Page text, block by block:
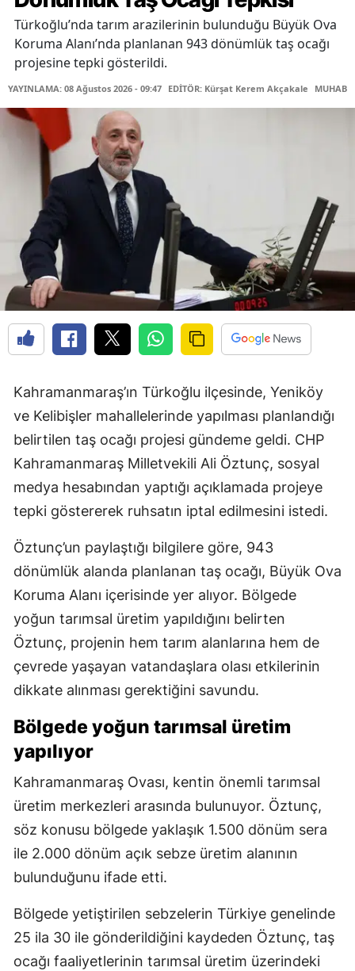
Türkoğlu’nda tarım arazilerinin bulunduğu Büyük Ova
Koruma Alanı’nda planlanan 943 dönümlük taş ocağı
projesine tepki gösterildi.
YAYINLAMA: 08 Ağustos 2026 - 09:47 EDİTÖR: Kürşat Kerem Akçakale
Kahramanmaraş’ın Türkoğlu ilçesinde, Yeniköy
ve Kelibişler mahallelerinde yapılması planlandığı
belirtilen taş ocağı projesi gündeme geldi. CHP
Kahramanmaraş Milletvekili Ali Öztunç, sosyal
medya hesabından yaptığı açıklamada projeye
tepki göstererek ruhsatın iptal edilmesini istedi.
Öztunç’un paylaştığı bilgilere göre, 943
dönümlük alanda planlanan taş ocağı, Büyük Ova
Koruma Alanı içerisinde yer alıyor. Bölgede
yoğun tarımsal üretim yapıldığını belirten
Öztunç, projenin hem tarım alanlarına hem de
çevrede yaşayan vatandaşlara olası etkilerinin
dikkate alınması gerektiğini savundu.
Bölgede yoğun tarımsal üretim
yapılıyor
Kahramanmaraş Ovası, kentin önemli tarımsal
üretim merkezleri arasında bulunuyor. Öztunç,
söz konusu bölgede yaklaşık 1.500 dönüm sera
ile 2.000 dönüm açık sebze üretim alanının
bulunduğunu ifade etti.
Bölgede yetiştirilen sebzelerin Türkiye genelinde
25 ila 30 ile gönderildiğini kaydeden Öztunç, taş
ocağı faaliyetlerinin tarımsal üretim üzerindeki